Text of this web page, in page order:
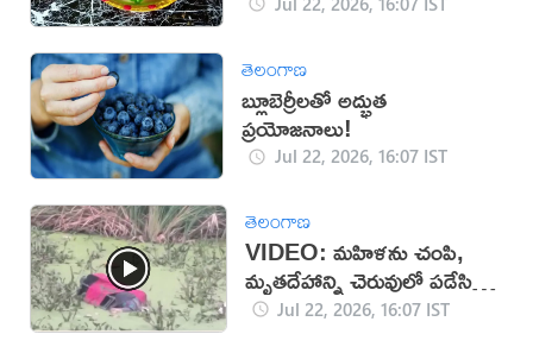
తెలంగాణ
బ్లూబెర్రీలతో అద్భుత
ప్రయోజనాలు!
Jul 22, 2026, 16:07 IST
తెలంగాణ
VIDEO: మహిళను చంపి,
మృతదేహాన్ని చెరువులో పడేసిన
దుండగులు!
Jul 22, 2026, 16:07 IST